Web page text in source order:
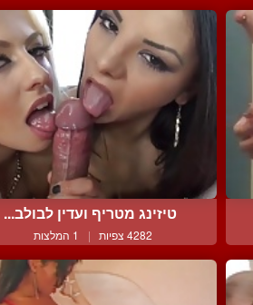
טיזינג מטריף ועדין לבולב...
4282 צפיות | 1 המלצות